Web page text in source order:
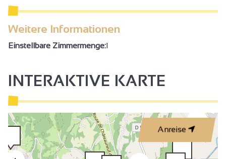
Weitere Informationen
Einstellbare Zimmermenge:1
INTERAKTIVE KARTE
Anreise
2